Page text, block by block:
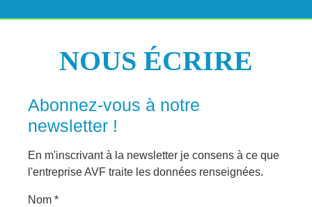
NOUS ÉCRIRE
Abonnez-vous à notre
newsletter !
En m'inscrivant à la newsletter je consens à ce que
l'entreprise AVF traite les données renseignées.
Nom *